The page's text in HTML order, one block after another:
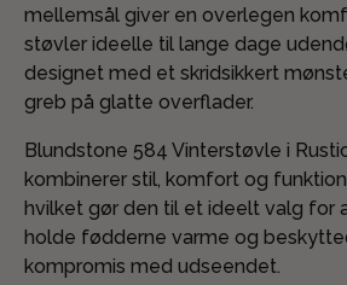
mellemsål giver en overlegen
støvler ideelle til lange dage
designet med et skridsikkert
greb på glatte overflader.
Blundstone 584 Vinterstøvle i
kombinerer stil, komfort og
hvilket gør den til et ideelt valg for
holde fødderne varme og
kompromis med udseendet.